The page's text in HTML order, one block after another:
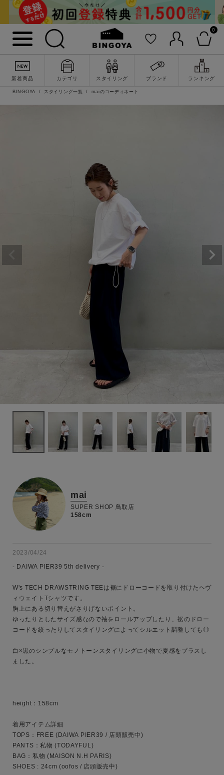
0
新着商品 カテゴリ スタイリング ブランド ランキング
詳細検索
性別
MENS LADIES
カテゴリ
BINGOYA スタイリング一覧 maiのコーディネート
mai
SUPER SHOP 鳥取店
158cm
2023/04/24
- DAIWA PIER39 5th delivery -
W's TECH DRAWSTRING TEEは裾にドローコードを取り付けたヘヴ
ィウェイトTシャツです。
胸上にある切り替えがさりげないポイント。
ゆったりとしたサイズ感なので袖をロールアップしたり、裾のドロー
コードを絞ったりしてスタイリングによってシルエット調整しても◎
白×黒のシンプルなモノトーンスタイリングに小物で夏感をプラスし
ました。
height：158cm
着用アイテム詳細
TOPS：FREE (DAIWA PIER39 / 店頭販売中)
PANTS：私物 (TODAYFUL)
BAG：私物 (MAISON N.H PARIS)
SHOES : 24cm (oofos / 店頭販売中)